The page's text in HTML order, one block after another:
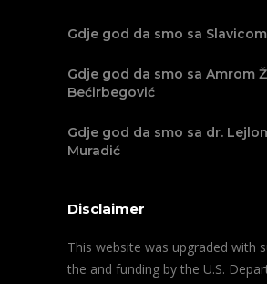
Gdje god da smo sa
Gdje god da smo sa Amrom
Bećirbegović
Gdje god da smo sa dr.
Muradić
Disclaimer
This website was upgraded with
the and funding by the U.S.